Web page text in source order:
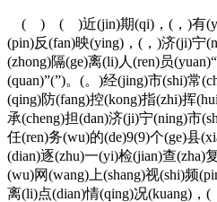
( ) ( )近(jin)期(qi)，(，)有
(pin)反(fan)映(ying)，(，)济(ji)宁
(zhong)隔(ge)离(li)人(ren)员
(quan)”(”)。(。)经(jing)市(shi)常
(qing)防(fang)控(kong)指(zhi)挥
承(cheng)担(dan)济(ji)宁(ning)市
任(ren)务(wu)的(de)9(9)个(ge)县
(dian)逐(zhu)一(yi)检(jian)查(zha)
(wu)网(wang)上(shang)视(shi)频
离(li)点(dian)情(qing)况(kuang)，